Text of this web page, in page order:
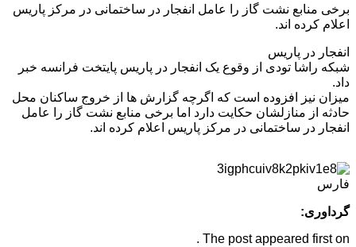
برخی منابع نشت گاز را عامل انفجار در ساختمانی در مرکز پاریس
اعلام کرده اند.
انفجار در پاریس
شبکه راشا تودی از وقوع یک انفجار در پاریس پایتخت فرانسه خبر
داد.
میزان نیز افزوده است که اگرچه گزارش ها از خروج ساکنان محل
حادثه از منازلشان حکایت دارد اما برخی منابع نشت گاز را عامل
انفجار در ساختمانی در مرکز پاریس اعلام کرده اند.
فارس
گرداوری:
The post appeared first on .